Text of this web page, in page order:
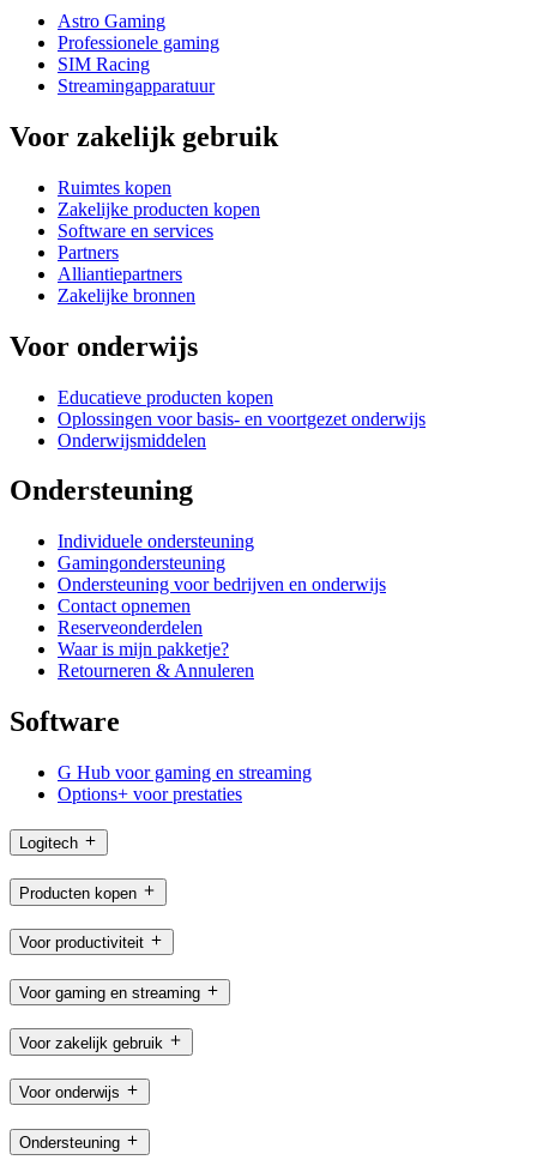
Astro Gaming
Professionele gaming
SIM Racing
Streamingapparatuur
Voor zakelijk gebruik
Ruimtes kopen
Zakelijke producten kopen
Software en services
Partners
Alliantiepartners
Zakelijke bronnen
Voor onderwijs
Educatieve producten kopen
Oplossingen voor basis- en voortgezet onderwijs
Onderwijsmiddelen
Ondersteuning
Individuele ondersteuning
Gamingondersteuning
Ondersteuning voor bedrijven en onderwijs
Contact opnemen
Reserveonderdelen
Waar is mijn pakketje?
Retourneren & Annuleren
Software
G Hub voor gaming en streaming
Options+ voor prestaties
Logitech
Producten kopen
Voor productiviteit
Voor gaming en streaming
Voor zakelijk gebruik
Voor onderwijs
Ondersteuning